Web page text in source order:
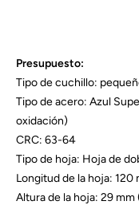
Presupuesto:
Tipo de cuchillo:
Tipo de acero: Azul
oxidación)
CRC: 63-64
Tipo de hoja: Hoja de
Longitud de la hoja: 120
Altura de la hoja: 29 mm